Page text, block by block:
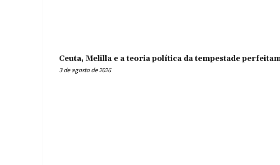
Ceuta, Melilla e a teoria política da tempestade
3 de agosto de 2026